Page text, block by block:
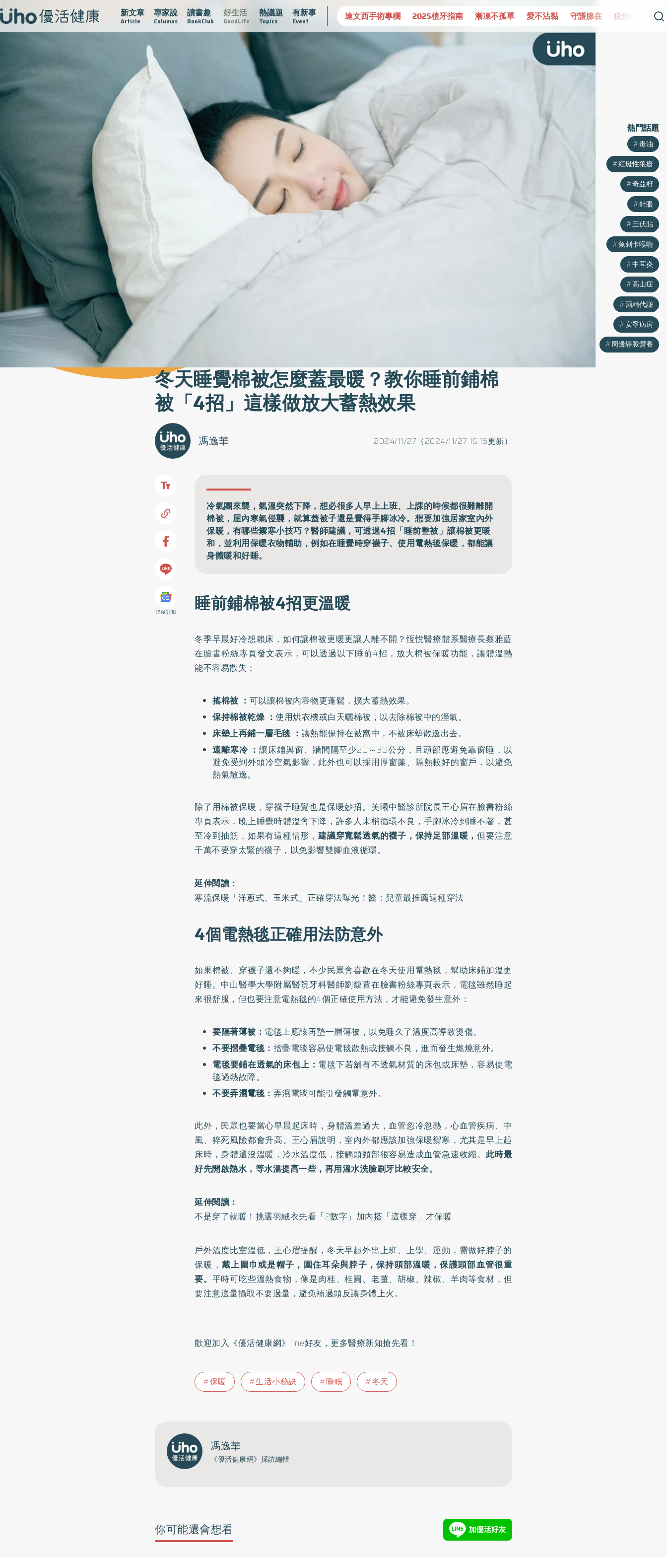
新文章
Article
專家說
Columns
讀書趣
BookClub
好生活
GoodLife
熱議題
Topics
有新事
Event
醫學 愛的未來視 認識攝護腺肥大 守護骨骼健康 達文西手術專欄 2025植牙指南 漸凍不孤單 愛不沾黏 守護腺在 疫情保衛戰 再生醫學 愛的未來視 認識攝護
冬天睡覺棉被怎麼蓋最暖？教你睡前鋪棉
被「4招」這樣做放大蓄熱效果
2024/11/27（2024/11/27 15:16更新）
馮逸華
追蹤訂閱
冷氣團來襲，氣溫突然下降，想必很多人早上上班、上課的時候都很難離開
棉被，屋內寒氣侵襲，就算蓋被子還是覺得手腳冰冷。想要加強居家室內外
保暖，有哪些禦寒小技巧？醫師建議，可透過4招「睡前整被」讓棉被更暖
和，並利用保暖衣物輔助，例如在睡覺時穿襪子、使用電熱毯保暖，都能讓
身體暖和好睡。
睡前鋪棉被4招更溫暖
冬季早晨好冷想賴床，如何讓棉被更暖更讓人離不開？恆悅醫療體系醫療長蔡雅藍
在臉書粉絲專頁發文表示，可以透過以下睡前4招，放大棉被保暖功能，讓體溫熱
能不容易散失：
搖棉被 ： 可以讓棉被內容物更蓬鬆，擴大蓄熱效果。
保持棉被乾燥 ： 使用烘衣機或白天曬棉被，以去除棉被中的溼氣。
床墊上再鋪一層毛毯 ： 讓熱能保持在被窩中，不被床墊散逸出去。
遠離寒冷 ：讓床鋪與窗、牆間隔至少20～30公分，且頭部應避免靠窗睡，以
避免受到外頭冷空氣影響，此外也可以採用厚窗簾、隔熱較好的窗戶，以避免
熱氣散逸。
除了用棉被保暖，穿襪子睡覺也是保暖妙招。芙曦中醫診所院長王心眉在臉書粉絲
專頁表示，晚上睡覺時體溫會下降，許多人末梢循環不良，手腳冰冷到睡不著，甚
至冷到抽筋，如果有這種情形，建議穿寬鬆透氣的襪子，保持足部溫暖，但要注意
千萬不要穿太緊的襪子，以免影響雙腳血液循環。
延伸閱讀：
寒流保暖「洋蔥式、玉米式」正確穿法曝光！醫：兒童最推薦這種穿法
4個電熱毯正確用法防意外
如果棉被、穿襪子還不夠暖，不少民眾會喜歡在冬天使用電熱毯，幫助床鋪加溫更
好睡。中山醫學大學附屬醫院牙科醫師劉馥萱在臉書粉絲專頁表示，電毯雖然睡起
來很舒服，但也要注意電熱毯的4個正確使用方法，才能避免發生意外：
要隔著薄被： 電毯上應該再墊一層薄被，以免睡久了溫度高導致燙傷。
不要摺疊電毯： 摺疊電毯容易使電毯散熱或接觸不良，進而發生燃燒意外。
電毯要鋪在透氣的床包上： 電毯下若舖有不透氣材質的床包或床墊，容易使電
毯過熱故障。
不要弄濕電毯： 弄濕電毯可能引發觸電意外。
此外，民眾也要當心早晨起床時，身體溫差過大，血管忽冷忽熱，心血管疾病、中
風、猝死風險都會升高。王心眉說明，室內外都應該加強保暖禦寒，尤其是早上起
床時，身體還沒溫暖，冷水溫度低，接觸頭頸部很容易造成血管急速收縮。 此時最
好先開啟熱水，等水溫提高一些，再用溫水洗臉刷牙比較安全。
延伸閱讀：
不是穿了就暖！挑選羽絨衣先看「2數字」加內搭「這樣穿」才保暖
戶外溫度比室溫低，王心眉提醒，冬天早起外出上班、上學、運動，需做好脖子的
保暖， 戴上圍巾或是帽子，圍住耳朵與脖子，保持頭部溫暖，保護頭部血管很重
要。 平時可吃些溫熱食物，像是肉桂、桂圓、老薑、胡椒、辣椒、羊肉等食材，但
要注意適量攝取不要過量，避免補過頭反讓身體上火。
歡迎加入 《優活健康網》line好友 ，更多醫療新知搶先看！
保暖 生活小秘訣 睡眠 冬天
馮逸華
《優活健康網》採訪編輯
你可能還會想看
熱門話題
毒油
紅斑性狼瘡
奇亞籽
針眼
三伏貼
魚刺卡喉嚨
中耳炎
高山症
酒精代謝
安寧病房
周邊靜脈營養
熱門話題
毒油
紅斑性狼瘡
奇亞籽
針眼
三伏貼
魚刺卡喉嚨
中耳炎
高山症
酒精代謝
安寧病房
周邊靜脈營養